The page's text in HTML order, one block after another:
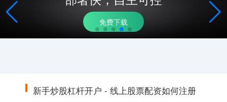
新手炒股杠杆开户 - 线上股票配资如何注册